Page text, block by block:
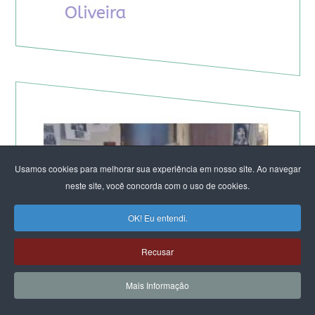
Usamos cookies para melhorar sua experiência em nosso site. Ao navegar
neste site, você concorda com o uso de cookies.
OK! Eu entendi.
Recusar
Mais Informação